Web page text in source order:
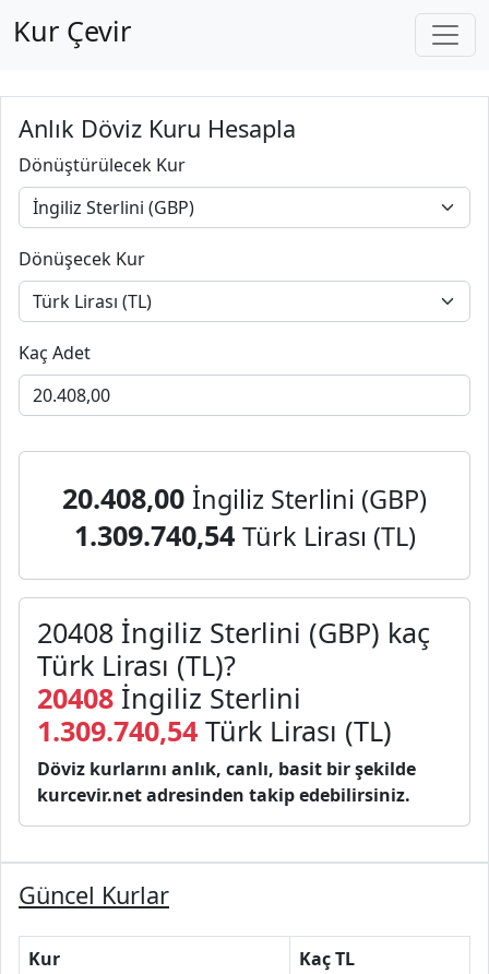
Kur Çevir
Anlık Döviz Kuru Hesapla
Dönüştürülecek Kur
Dönüşecek Kur
Kaç Adet
20.408,00 İngiliz Sterlini (GBP)
1.309.740,54 Türk Lirası (TL)
20408 İngiliz Sterlini (GBP) kaç
Türk Lirası (TL)?
20408 İngiliz Sterlini
1.309.740,54 Türk Lirası (TL)
Döviz kurlarını anlık, canlı, basit bir şekilde
kurcevir.net adresinden takip edebilirsiniz.
Güncel Kurlar
Kur
Kaç TL